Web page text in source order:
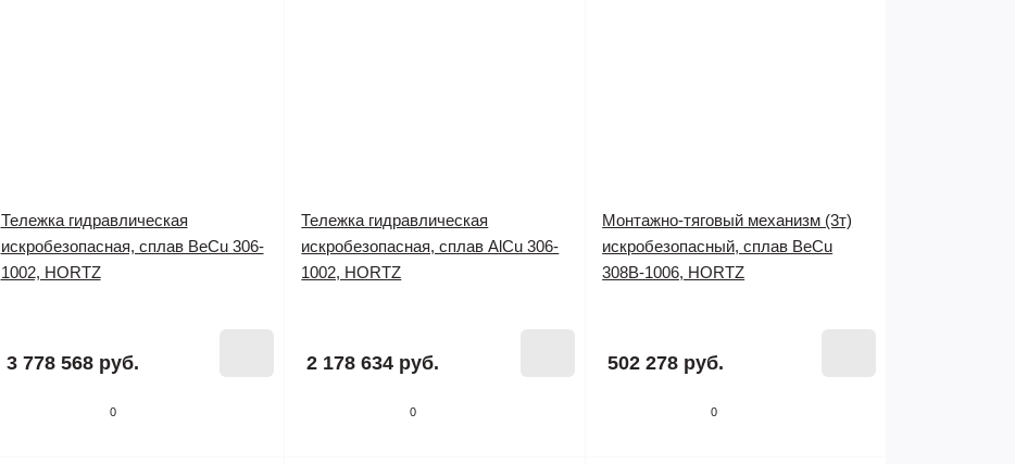
0
Тележка гидравлическая
искробезопасная, сплав BeCu 306-
1002, HORTZ
3 778 568 руб.
0
Тележка гидравлическая
искробезопасная, сплав AlCu 306-
1002, HORTZ
2 178 634 руб.
0
Монтажно-тяговый механизм (3т)
искробезопасный, сплав BeCu
308B-1006, HORTZ
502 278 руб.